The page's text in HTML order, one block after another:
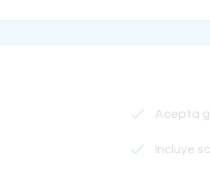
Acepta
Incluye